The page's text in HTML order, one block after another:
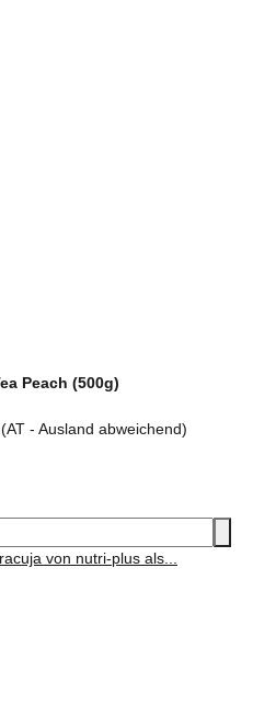
Peach (500g)
(AT - Ausland abweichend)